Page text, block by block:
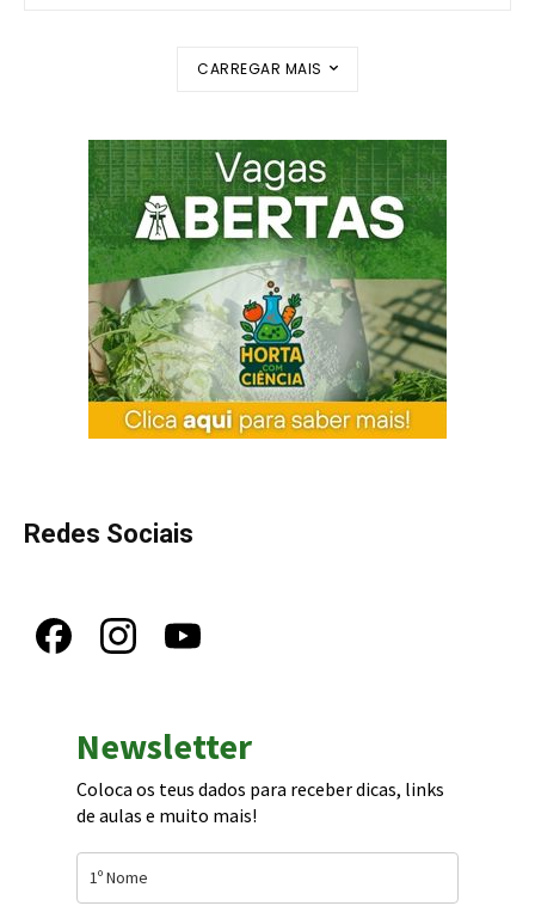
CARREGAR MAIS
Redes Sociais
Newsletter
Coloca os teus dados para receber dicas, links
de aulas e muito mais!